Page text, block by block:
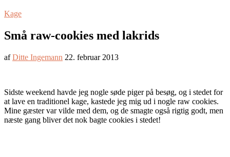
Kage
Små raw-cookies med lakrids
afDitte Ingemann 22. februar 2013
Sidste weekend havde jeg nogle søde piger på besøg, og i stedet for
at lave en traditionel kage, kastede jeg mig ud i nogle raw cookies.
Mine gæster var vilde med dem, og de smagte også rigtig godt, men
næste gang bliver det nok bagte cookies i stedet!